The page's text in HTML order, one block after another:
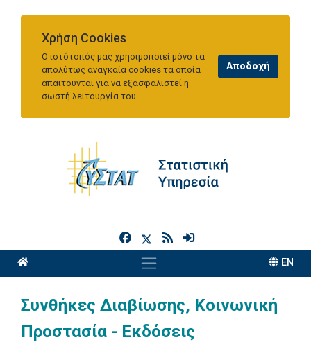
Χρήση Cookies
Ο ιστότοπός μας χρησιμοποιεί μόνο τα
απολύτως αναγκαία cookies τα οποία
απαιτούνται για να εξασφαλιστεί η
σωστή λειτουργία του.
h
EN
Συνθήκες Διαβίωσης, Κοινωνική
Προστασία - Εκδόσεις